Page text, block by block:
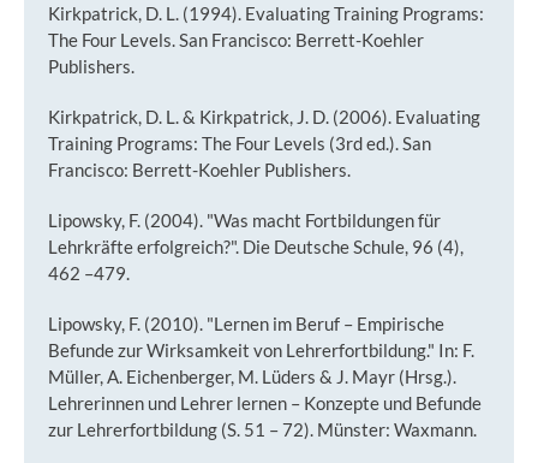
Kirkpatrick, D. L. (1994). Evaluating Training Programs:
The Four Levels. San Francisco: Berrett-Koehler
Publishers.
Kirkpatrick, D. L. & Kirkpatrick, J. D. (2006). Evaluating
Training Programs: The Four Levels (3rd ed.). San
Francisco: Berrett-Koehler Publishers.
Lipowsky, F. (2004). "Was macht Fortbildungen für
Lehrkräfte erfolgreich?". Die Deutsche Schule, 96 (4),
462 –479.
Lipowsky, F. (2010). "Lernen im Beruf – Empirische
Befunde zur Wirksamkeit von Lehrerfortbildung." In: F.
Müller, A. Eichenberger, M. Lüders & J. Mayr (Hrsg.).
Lehrerinnen und Lehrer lernen – Konzepte und Befunde
zur Lehrerfortbildung (S. 51 – 72). Münster: Waxmann.